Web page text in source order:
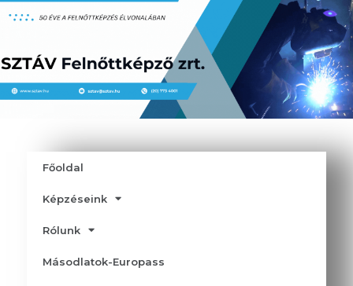
Főoldal
Képzéseink
Rólunk
Másodlatok-Europass